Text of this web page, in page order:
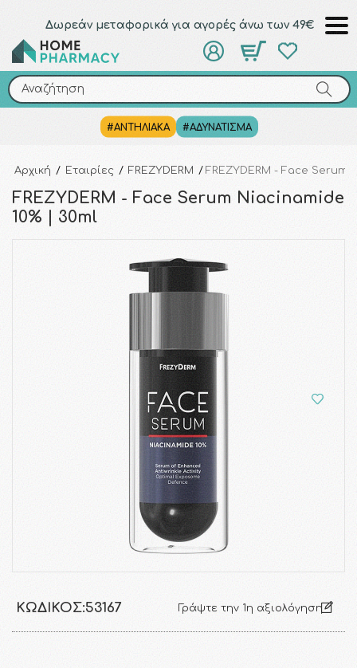
Δωρεάν μεταφορικά για αγορές άνω των 49€
Αναζήτηση
#ΑΝΤΗΛΙΑΚΑ #ΑΔΥΝΑΤΙΣΜΑ
Αναζήτηση
Αρχική / Εταιρίες / FREZYDERM / FREZYDERM - Face Serum
FREZYDERM - Face Serum Niacinamide
10% | 30ml
ΚΩΔΙΚΌΣ:53167 Γράψτε την 1η αξιολόγηση